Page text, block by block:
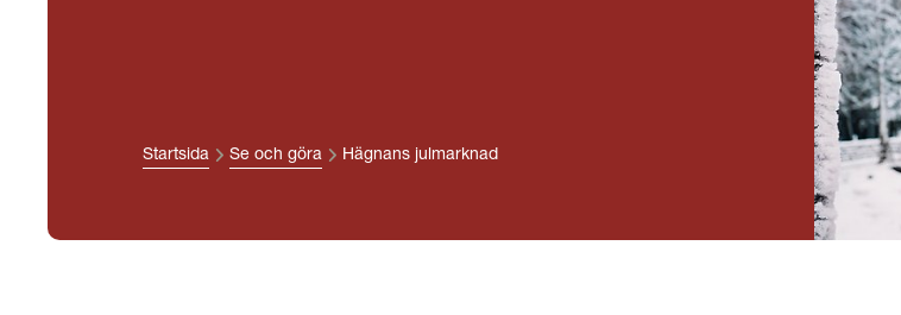
Startsida Se och göra Hägnans julmarknad